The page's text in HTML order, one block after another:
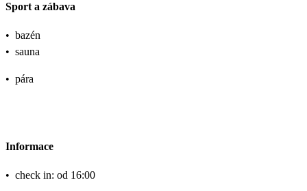
Sport a zábava
• bazén
• sauna
• pára
Informace
• check in: od 16:00